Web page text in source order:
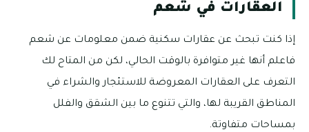
العقارات في شعم
إذا كنت تبحث عن عقارات سكنية ضمن معلومات عن شعم
فاعلم أنها غير متوافرة بالوقت الحالي، لكن من المتاح لك
التعرف على العقارات المعروضة للاستئجار والشراء في
المناطق القريبة لها، والتي تتنوع ما بين الشقق والفلل
بمساحات متفاوتة.